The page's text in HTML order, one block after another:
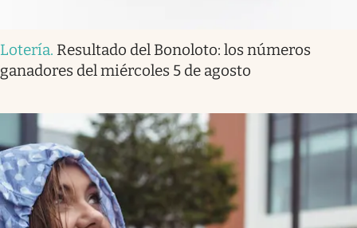
Lotería. Resultado del Bonoloto: los números
ganadores del miércoles 5 de agosto